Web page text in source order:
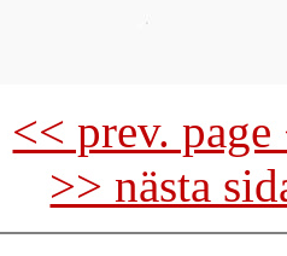
<< prev.
>> nästa